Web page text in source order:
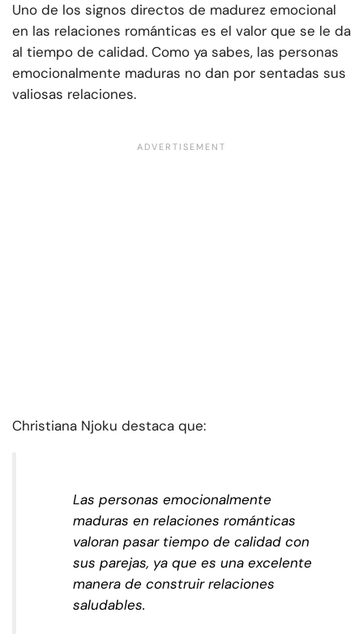
Uno de los signos directos de madurez emocional
en las relaciones románticas es el valor que se le da
al tiempo de calidad. Como ya sabes, las personas
emocionalmente maduras no dan por sentadas sus
valiosas relaciones.
Christiana Njoku destaca que:
Las personas emocionalmente
maduras en relaciones románticas
valoran pasar tiempo de calidad con
sus parejas, ya que es una excelente
manera de construir relaciones
saludables.